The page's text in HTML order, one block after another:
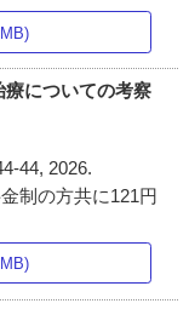
についての考察
44, 2026.
制の方共に121円